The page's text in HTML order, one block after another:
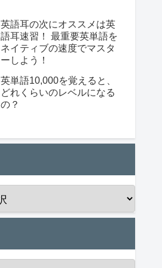
英語耳の次にオススメは英
語耳速習！ 最重要英単語を
ネイティブの速度でマスタ
ーしよう！
英単語10,000を覚えると、
どれくらいのレベルになる
の？